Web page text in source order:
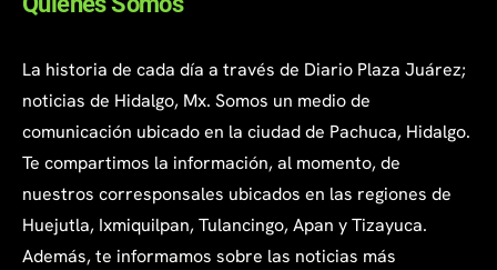
La historia de cada día a través de Diario Plaza Juárez;
noticias de Hidalgo, Mx. Somos un medio de
comunicación ubicado en la ciudad de Pachuca, Hidalgo.
Te compartimos la información, al momento, de
nuestros corresponsales ubicados en las regiones de
Huejutla, Ixmiquilpan, Tulancingo, Apan y Tizayuca.
Además, te informamos sobre las noticias más